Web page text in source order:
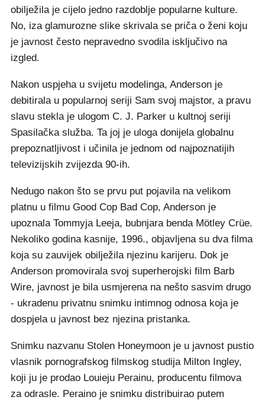
obilježila je cijelo jedno razdoblje popularne kulture.
No, iza glamurozne slike skrivala se priča o ženi koju
je javnost često nepravedno svodila isključivo na
izgled.
Nakon uspjeha u svijetu modelinga, Anderson je
debitirala u popularnoj seriji Sam svoj majstor, a pravu
slavu stekla je ulogom C. J. Parker u kultnoj seriji
Spasilačka služba. Ta joj je uloga donijela globalnu
prepoznatljivost i učinila je jednom od najpoznatijih
televizijskih zvijezda 90-ih.
Nedugo nakon što se prvu put pojavila na velikom
platnu u filmu Good Cop Bad Cop, Anderson je
upoznala Tommyja Leeja, bubnjara benda Mötley Crüe.
Nekoliko godina kasnije, 1996., objavljena su dva filma
koja su zauvijek obilježila njezinu karijeru. Dok je
Anderson promovirala svoj superherojski film Barb
Wire, javnost je bila usmjerena na nešto sasvim drugo
- ukradenu privatnu snimku intimnog odnosa koja je
dospjela u javnost bez njezina pristanka.
Snimku nazvanu Stolen Honeymoon je u javnost pustio
vlasnik pornografskog filmskog studija Milton Ingley,
koji ju je prodao Louieju Perainu, producentu filmova
za odrasle. Peraino je snimku distribuirao putem